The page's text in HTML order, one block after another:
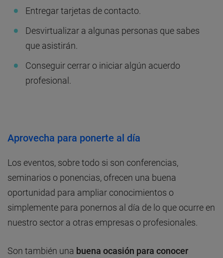
Entregar tarjetas de contacto.
Desvirtualizar a algunas personas que sabes
que asistirán.
Conseguir cerrar o iniciar algún acuerdo
profesional.
Aprovecha para ponerte al día
Los eventos, sobre todo si son conferencias,
seminarios o ponencias, ofrecen una buena
oportunidad para ampliar conocimientos o
simplemente para ponernos al día de lo que ocurre en
nuestro sector a otras empresas o profesionales.
Son también una buena ocasión para conocer